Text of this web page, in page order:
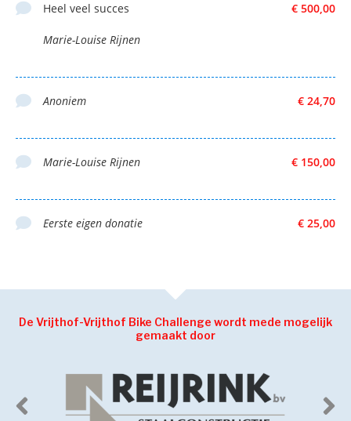
€ 500,00
Heel veel succes
Marie-Louise Rijnen
€ 24,70
Anoniem
€ 150,00
Marie-Louise Rijnen
€ 25,00
Eerste eigen donatie
De Vrijthof-Vrijthof Bike Challenge wordt mede mogelijk
gemaakt door